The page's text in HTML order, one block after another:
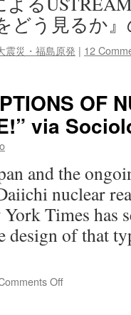
どう見るか
震災・福島原発 | 12
OF
via
and the
nuclear
Times has
design of that
Offon